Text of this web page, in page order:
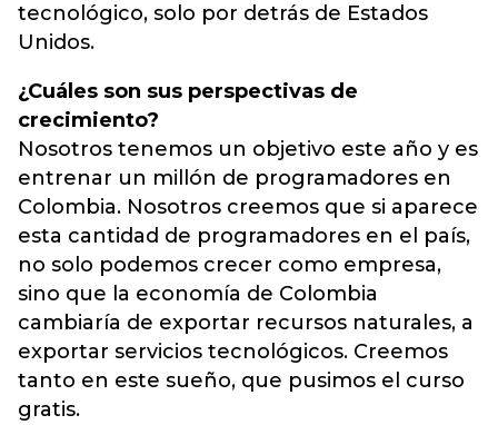
tecnológico, solo por detrás de Estados
Unidos.
¿Cuáles son sus perspectivas de
crecimiento?
Nosotros tenemos un objetivo este año y es
entrenar un millón de programadores en
Colombia. Nosotros creemos que si aparece
esta cantidad de programadores en el país,
no solo podemos crecer como empresa,
sino que la economía de Colombia
cambiaría de exportar recursos naturales, a
exportar servicios tecnológicos. Creemos
tanto en este sueño, que pusimos el curso
gratis.